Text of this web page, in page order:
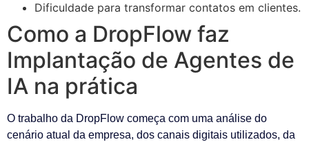
Dificuldade para transformar contatos em clientes.
Como a DropFlow faz
Implantação de Agentes de
IA na prática
O trabalho da DropFlow começa com uma análise do
cenário atual da empresa, dos canais digitais utilizados, da